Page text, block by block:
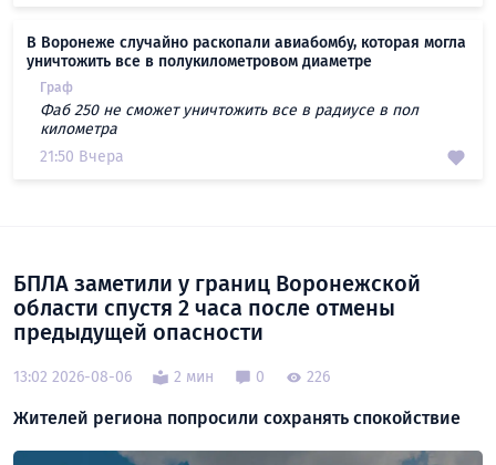
В Воронеже случайно раскопали авиабомбу, которая могла
уничтожить все в полукилометровом диаметре
Граф
Фаб 250 не сможет уничтожить все в радиусе в пол
километра
21:50 Вчера
БПЛА заметили у границ Воронежской
области спустя 2 часа после отмены
предыдущей опасности
13:02 2026-08-06 2 мин 0 226
Жителей региона попросили сохранять спокойствие